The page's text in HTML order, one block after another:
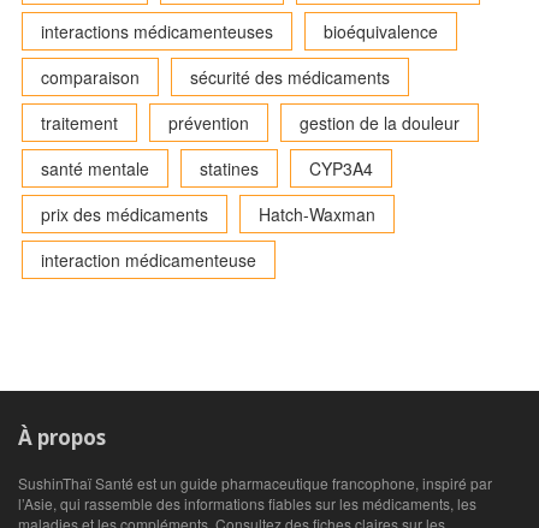
interactions médicamenteuses
bioéquivalence
comparaison
sécurité des médicaments
traitement
prévention
gestion de la douleur
santé mentale
statines
CYP3A4
prix des médicaments
Hatch-Waxman
interaction médicamenteuse
À propos
SushinThaï Santé est un guide pharmaceutique francophone, inspiré par
l’Asie, qui rassemble des informations fiables sur les médicaments, les